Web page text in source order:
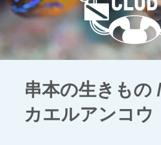
串本の生きもの
カエルアンコウ